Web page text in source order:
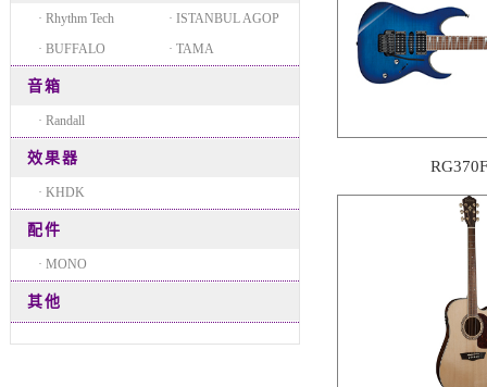
· Rhythm Tech
· ISTANBUL AGOP
· BUFFALO
· TAMA
音箱
· Randall
效果器
· KHDK
配件
· MONO
其他